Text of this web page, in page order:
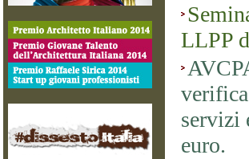
LLPP
servizi
euro.